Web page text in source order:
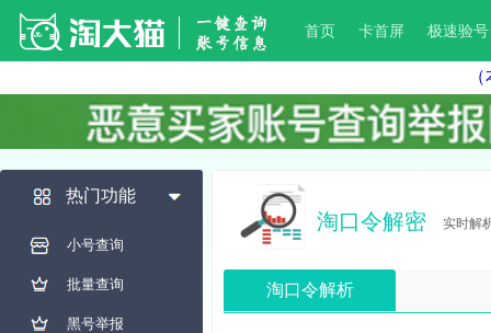
首页 卡首屏 极速验号
热门功能
小号查询
批量查询
黑号举报
淘口令解密 实时解
淘口令解析